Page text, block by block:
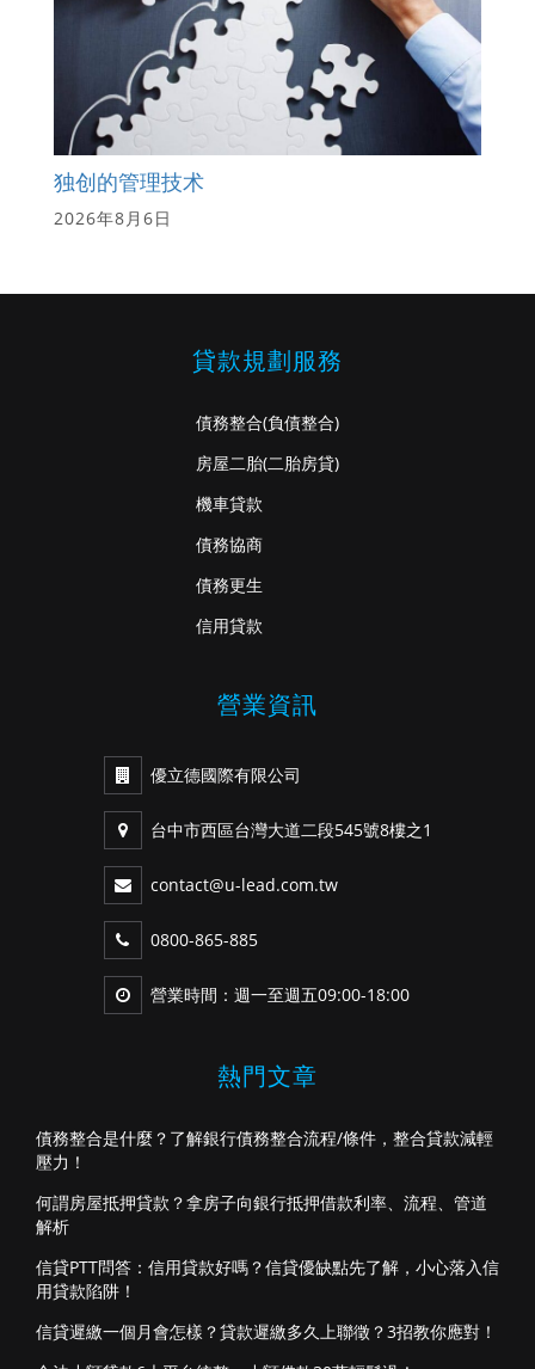
独创的管理技术
2026年8月6日
貸款規劃服務
債務整合(負債整合)
房屋二胎(二胎房貸)
機車貸款
債務協商
債務更生
信用貸款
營業資訊
優立德國際有限公司
台中市西區台灣大道二段545號8樓之1
contact@u-lead.com.tw
0800-865-885
營業時間：週一至週五09:00-18:00
熱門文章
債務整合是什麼？了解銀行債務整合流程/條件，整合貸款減輕
壓力！
何謂房屋抵押貸款？拿房子向銀行抵押借款利率、流程、管道
解析
信貸PTT問答：信用貸款好嗎？信貸優缺點先了解，小心落入信
用貸款陷阱！
信貸遲繳一個月會怎樣？貸款遲繳多久上聯徵？3招教你應對！